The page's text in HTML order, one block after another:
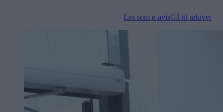
Les som e-avisGå til arkivet